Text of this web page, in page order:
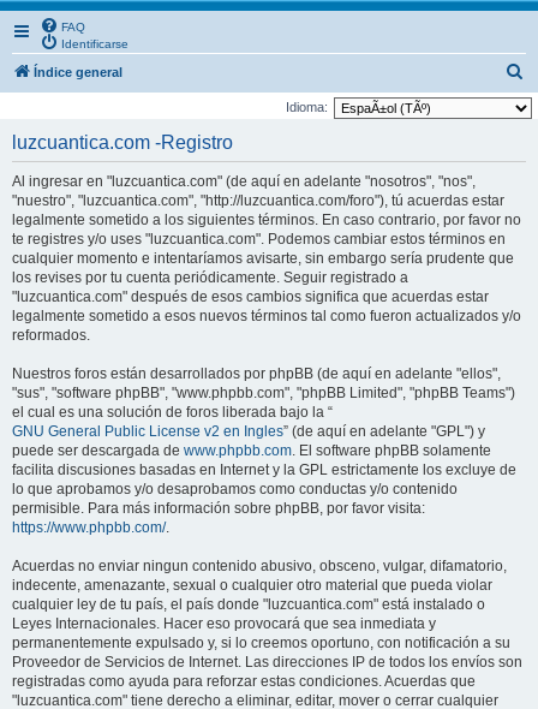
FAQ
Identificarse
Índice general
u
Idioma:
luzcuantica.com -Registro
Al ingresar en "luzcuantica.com" (de aquí en adelante "nosotros", "nos",
"nuestro", "luzcuantica.com", "http://luzcuantica.com/foro"), tú acuerdas estar
legalmente sometido a los siguientes términos. En caso contrario, por favor no
te registres y/o uses "luzcuantica.com". Podemos cambiar estos términos en
cualquier momento e intentaríamos avisarte, sin embargo sería prudente que
los revises por tu cuenta periódicamente. Seguir registrado a
"luzcuantica.com" después de esos cambios significa que acuerdas estar
legalmente sometido a esos nuevos términos tal como fueron actualizados y/o
reformados.
Nuestros foros están desarrollados por phpBB (de aquí en adelante "ellos",
"sus", "software phpBB", "www.phpbb.com", "phpBB Limited", "phpBB Teams")
el cual es una solución de foros liberada bajo la “
GNU General Public License v2 en Ingles” (de aquí en adelante "GPL") y
puede ser descargada de www.phpbb.com. El software phpBB solamente
facilita discusiones basadas en Internet y la GPL estrictamente los excluye de
lo que aprobamos y/o desaprobamos como conductas y/o contenido
permisible. Para más información sobre phpBB, por favor visita:
https://www.phpbb.com/.
Acuerdas no enviar ningun contenido abusivo, obsceno, vulgar, difamatorio,
indecente, amenazante, sexual o cualquier otro material que pueda violar
cualquier ley de tu país, el país donde "luzcuantica.com" está instalado o
Leyes Internacionales. Hacer eso provocará que sea inmediata y
permanentemente expulsado y, si lo creemos oportuno, con notificación a su
Proveedor de Servicios de Internet. Las direcciones IP de todos los envíos son
registradas como ayuda para reforzar estas condiciones. Acuerdas que
"luzcuantica.com" tiene derecho a eliminar, editar, mover o cerrar cualquier